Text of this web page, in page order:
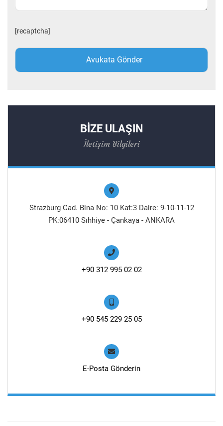
[recaptcha]
BİZE ULAŞIN
İletişim Bilgileri
Strazburg Cad. Bina No: 10 Kat:3 Daire: 9-10-11-12
PK:06410 Sıhhiye - Çankaya - ANKARA
+90 312 995 02 02
+90 545 229 25 05
E-Posta Gönderin